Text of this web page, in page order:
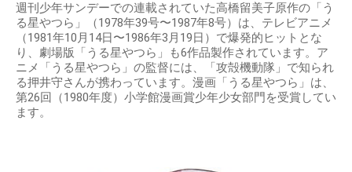
週刊少年サンデーでの連載されていた高橋留美子原作の「う
る星やつら」（1978年39号〜1987年8号）は、テレビアニメ
（1981年10月14日〜1986年3月19日）で爆発的ヒットとな
り、劇場版「うる星やつら」も6作品製作されています。ア
ニメ「うる星やつら」の監督には、「攻殻機動隊」で知られ
る押井守さんが携わっています。漫画「うる星やつら」は、
第26回（1980年度）小学館漫画賞少年少女部門を受賞してい
ます。